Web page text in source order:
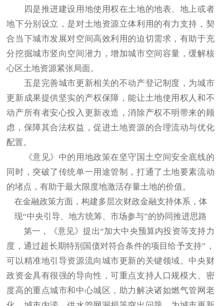
四是推进建设用地使用权在土地的地表、地上或者
地下分别设立，是对土地资源立体利用的有力支持，契
合当下城市发展对空间高效利用的迫切需求，有助于充
分挖掘城市竖向空间潜力，增加城市空间容量，缓解核
心区土地资源紧张局面。
五是完善城市更新相关的不动产登记制度，为城市
更新成果提供坚实的产权保障，能让土地使用权人和不
动产所有者安心投入更新改造，消除产权不明带来的顾
虑，保障其合法权益，促进土地资源的合理流动与优化
配置。
《意见》中的用地政策在坚守国土空间安全底线的
同时，突破了传统单一用途管制，打通了土地要素流动
的堵点，有助于最大限度地激活存量土地的价值。
在金融政策方面，构建多层次财政金融支持体系，体
现“中央引导、地方统筹、市场参与”的协同推进思路
第一，《意见》提出“加大中央预算内投资等支持力
度，通过超长期特别国债对符合条件的项目给予支持”，
可以精准地引导资源流向城市更新的关键领域。中央财
政资金具有很强的导向性，可重点支持人口规模大、密
度高的重点城市和中心城区，助力解决诸如燃气管网老